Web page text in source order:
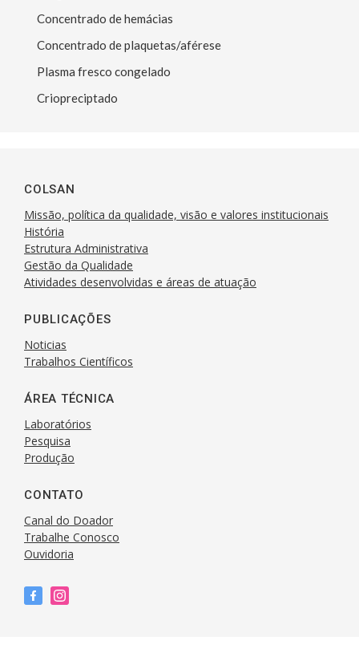
Concentrado de hemácias
Concentrado de plaquetas/aférese
Plasma fresco congelado
Criopreciptado
COLSAN
Missão, política da qualidade, visão e valores institucionais
História
Estrutura Administrativa
Gestão da Qualidade
Atividades desenvolvidas e áreas de atuação
PUBLICAÇÕES
Noticias
Trabalhos Científicos
ÁREA TÉCNICA
Laboratórios
Pesquisa
Produção
CONTATO
Canal do Doador
Trabalhe Conosco
Ouvidoria